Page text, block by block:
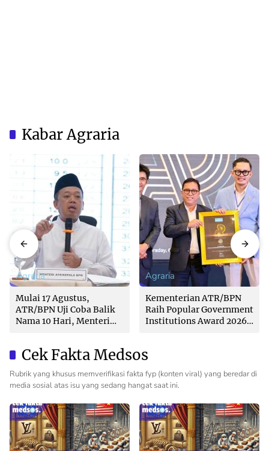
Kabar Agraria
Agraria
Mulai 17 Agustus,
ATR/BPN Uji Coba Balik
Nama 10 Hari, Menteri
Agraria
Kementerian ATR/BPN
Raih Popular Government
Institutions Award 2026
Cek Fakta Medsos
Rubrik yang khusus memverifikasi fakta fyp (konten viral) yang beredar di
media sosial atas isu yang sedang hangat saat ini.